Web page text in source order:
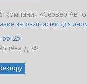
Компания «Сервер-
автозапчастей для
55-25
д. 88